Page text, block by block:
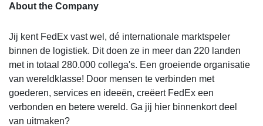
About the Company
Jij kent FedEx vast wel, dé internationale marktspeler
binnen de logistiek. Dit doen ze in meer dan 220 landen
met in totaal 280.000 collega's. Een groeiende organisatie
van wereldklasse! Door mensen te verbinden met
goederen, services en ideeën, creëert FedEx een
verbonden en betere wereld. Ga jij hier binnenkort deel
van uitmaken?